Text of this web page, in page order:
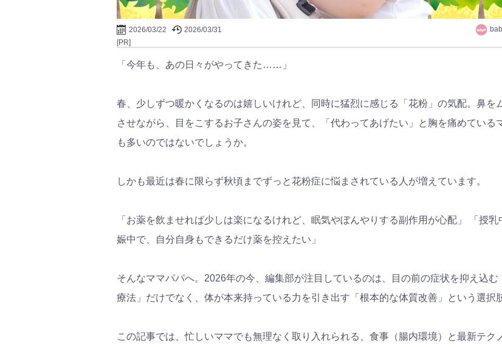
2026/03/22 2026/03/31
[PR]
「今年も、あの日々がやってきた……」
春、少しずつ暖かくなるのは嬉しいけれど、同時に猛烈に感じる「花粉」の気配。鼻を
させながら、目をこするお子さんの姿を見て、「代わってあげたい」と胸を痛めている
も多いのではないでしょうか。
しかも最近は春に限らず秋頃までずっと花粉症に悩まされている人が増えています。
「お薬を飲ませれば少しは楽になるけれど、眠気やぼんやりする副作用が心配」 「授乳
娠中で、自分自身もできるだけ薬を控えたい」
そんなママパパへ。2026年の今、編集部が注目しているのは、目の前の症状を抑え込む
療法」だけでなく、体が本来持っている力を引き出す「根本的な体質改善」という選択
この記事では、忙しいママでも無理なく取り入れられる、食事（腸内環境）と最新テク